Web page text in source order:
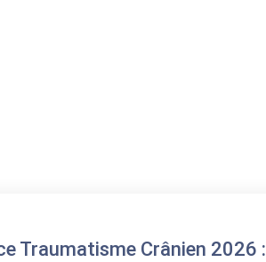
Traumatisme Crânien 2026 :